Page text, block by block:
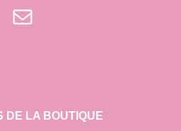
E-mail
DE LA BOUTIQUE